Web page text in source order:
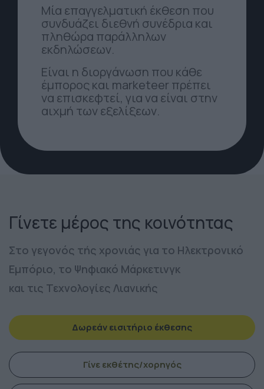
Μία επαγγελματική έκθεση που
συνδυάζει διεθνή συνέδρια και
πληθώρα παράλληλων
εκδηλώσεων.
Είναι η διοργάνωση που κάθε
έμπορος και marketeer πρέπει
να επισκεφτεί, για να είναι στην
αιχμή των εξελίξεων.
Γίνετε μέρος της κοινότητας
Στο γεγονός τής χρονιάς για το Ηλεκτρονικό
Εμπόριο, το Ψηφιακό Μάρκετινγκ
και τις Τεχνολογίες Λιανικής
Δωρεάν εισιτήριο έκθεσης
Γίνε εκθέτης/χορηγός